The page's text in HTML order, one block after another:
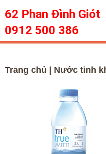
62 Phan Đình Giót
0912 500 386
Trang chủ | Nước tinh